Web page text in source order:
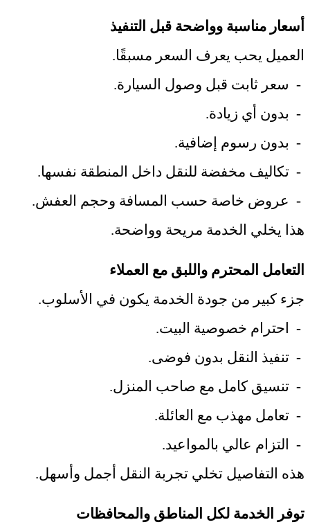
أسعار مناسبة وواضحة قبل التنفيذ
العميل يحب يعرف السعر مسبقًا.
- سعر ثابت قبل وصول السيارة.
- بدون أي زيادة.
- بدون رسوم إضافية.
- تكاليف مخفضة للنقل داخل المنطقة نفسها.
- عروض خاصة حسب المسافة وحجم العفش.
هذا يخلي الخدمة مريحة وواضحة.
التعامل المحترم واللبق مع العملاء
جزء كبير من جودة الخدمة يكون في الأسلوب.
-
احترام خصوصية البيت.
- تنفيذ النقل بدون فوضى.
- تنسيق كامل مع صاحب المنزل.
- تعامل مهذب مع العائلة.
-
التزام عالي بالمواعيد.
هذه التفاصيل تخلي تجربة النقل أجمل وأسهل.
توفر الخدمة لكل المناطق والمحافظات